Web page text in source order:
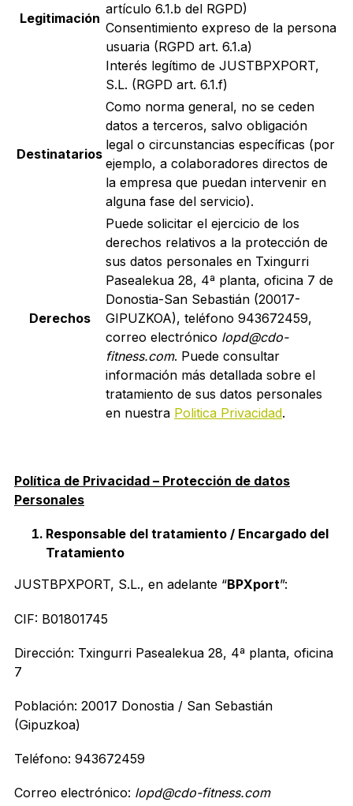
Legitimación
artículo 6.1.b del RGPD)
Consentimiento expreso de la persona
usuaria (RGPD art. 6.1.a)
Interés legítimo de JUSTBPXPORT,
S.L. (RGPD art. 6.1.f)
Destinatarios
Como norma general, no se ceden
datos a terceros, salvo obligación
legal o circunstancias específicas (por
ejemplo, a colaboradores directos de
la empresa que puedan intervenir en
alguna fase del servicio).
Derechos
Puede solicitar el ejercicio de los
derechos relativos a la protección de
sus datos personales en Txingurri
Pasealekua 28, 4ª planta, oficina 7 de
Donostia-San Sebastián (20017-
GIPUZKOA), teléfono 943672459,
correo electrónico lopd@cdo-
fitness.com. Puede consultar
información más detallada sobre el
tratamiento de sus datos personales
en nuestra Politica Privacidad.
Política de Privacidad – Protección de datos
Personales
Responsable del tratamiento / Encargado del
Tratamiento
JUSTBPXPORT, S.L., en adelante “BPXport”:
CIF: B01801745
Dirección: Txingurri Pasealekua 28, 4ª planta, oficina
7
Población: 20017 Donostia / San Sebastián
(Gipuzkoa)
Teléfono: 943672459
Correo electrónico: lopd@cdo-fitness.com